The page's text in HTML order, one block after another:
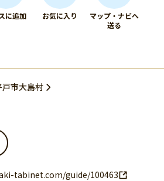
に追加 お気に入り
マップ・ナビへ
送る
市大島村
tabinet.com/guide/100463